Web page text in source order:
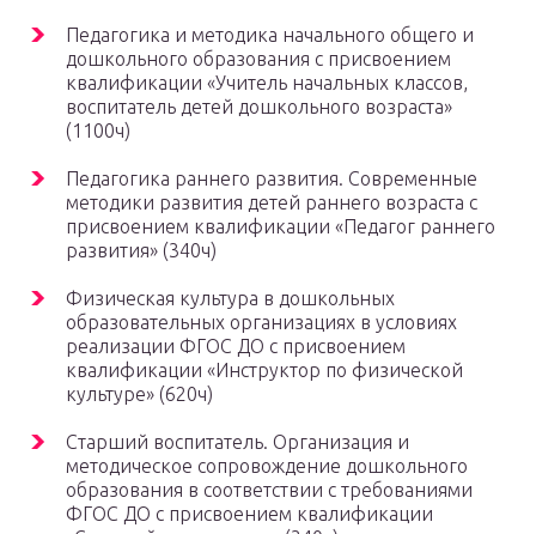
Педагогика и методика начального общего и
дошкольного образования с присвоением
квалификации «Учитель начальных классов,
воспитатель детей дошкольного возраста»
(1100ч)
Педагогика раннего развития. Современные
методики развития детей раннего возраста с
присвоением квалификации «Педагог раннего
развития» (340ч)
Физическая культура в дошкольных
образовательных организациях в условиях
реализации ФГОС ДО с присвоением
квалификации «Инструктор по физической
культуре» (620ч)
Старший воспитатель. Организация и
методическое сопровождение дошкольного
образования в соответствии с требованиями
ФГОС ДО с присвоением квалификации